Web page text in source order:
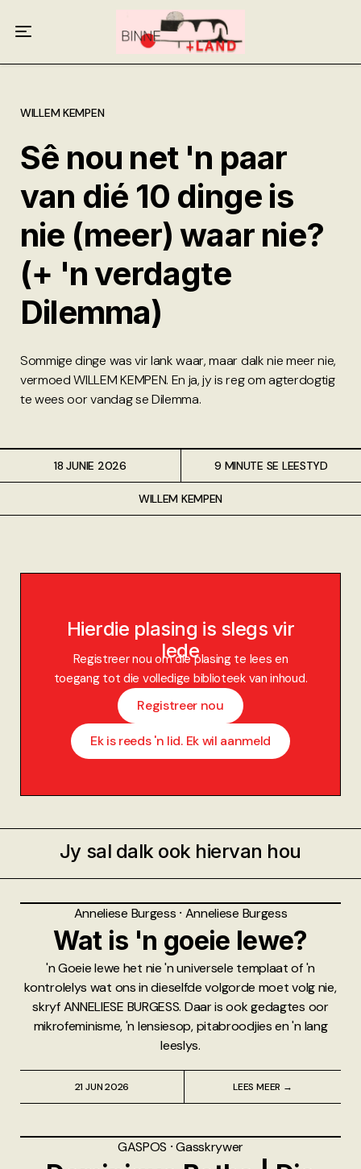
WILLEM KEMPEN
Sê nou net 'n paar
van dié 10 dinge is
nie (meer) waar nie?
(+ 'n verdagte
Dilemma)
Sommige dinge was vir lank waar, maar dalk nie meer nie,
vermoed WILLEM KEMPEN. En ja, jy is reg om agterdogtig
te wees oor vandag se Dilemma.
18 JUNIE 2026
WILLEM KEMPEN
9 MINUTE SE LEESTYD
Hierdie plasing is slegs vir
lede
Registreer nou om die plasing te lees en
toegang tot die volledige biblioteek van inhoud.
Registreer nou
Ek is reeds 'n lid. Ek wil aanmeld
Jy sal dalk ook hiervan hou
Anneliese Burgess ⸱ Anneliese Burgess
Wat is 'n goeie lewe?
'n Goeie lewe het nie 'n universele templaat of 'n
kontrolelys wat ons in dieselfde volgorde moet volg nie,
skryf ANNELIESE BURGESS. Daar is ook gedagtes oor
mikrofeminisme, 'n lensiesop, pitabroodjies en 'n lang
leeslys.
21 JUN 2026 LEES MEER →
GASPOS ⸱Gasskrywer
Meer oor ons
Anneliese Burgess
Ali van Wyk
Piet Croucamp
Willem Kempen
Gas + Poste
Kop + Knoper